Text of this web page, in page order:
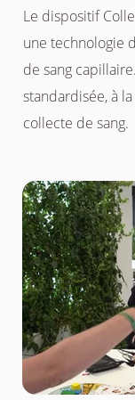
Le dispositif
une technologie
de sang
standardisée, à
collecte de sang.